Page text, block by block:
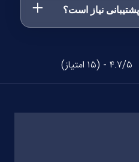
نیاز است؟
۴.۷/۵ - (۱۵ امتیاز)